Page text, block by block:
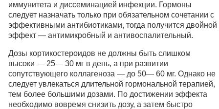
иммунитета и диссеминацией инфекции. Гормоны
следует назначать только при обязательном сочетании с
эффективными антибиотиками, тогда получится двойной
эффект — антимикробный и антивоспалительный.
Дозы кортикостероидов не должны быть слишком
высоки — 25— 30 мг в день, а при развитии
сопутствующего коллагеноза — до 50— 60 мг. Однако не
следует увлекаться длительной гормональной терапией,
тем более большими дозами. По достижении эффекта
необходимо вовремя снизить дозу, а затем быстро